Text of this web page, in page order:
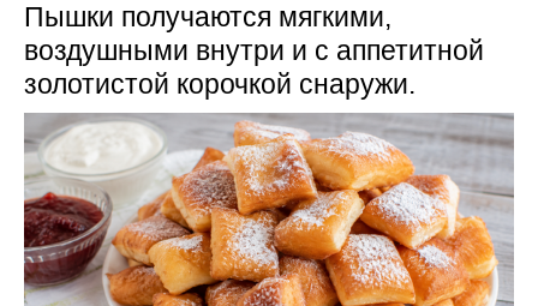
Пышки получаются мягкими,
воздушными внутри и с аппетитной
золотистой корочкой снаружи.